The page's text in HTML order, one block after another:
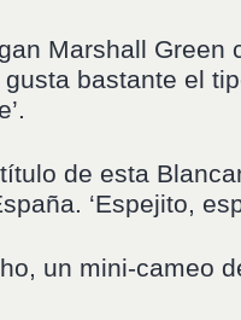
Marshall Green
gusta bastante el
de esta
‘Espejito,
un mini-cameo